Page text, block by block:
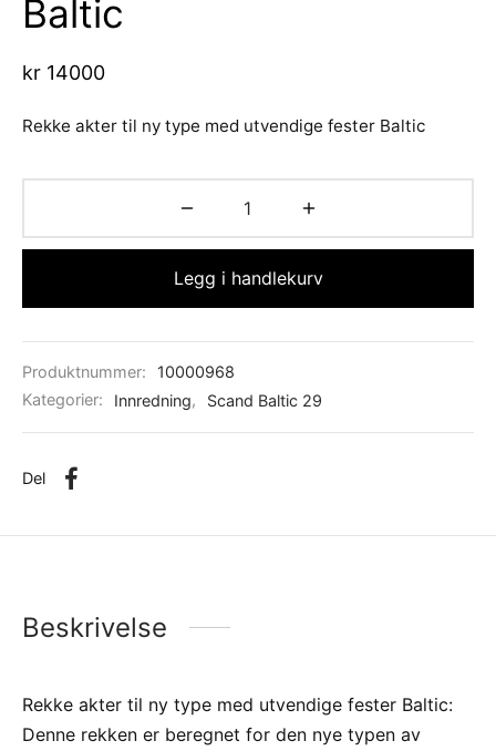
Baltic
kr 14000
Rekke akter til ny type med utvendige fester Baltic
Legg i handlekurv
Produktnummer:
10000968
Kategorier:
Innredning, Scand Baltic 29
Del
Beskrivelse
Rekke akter til ny type med utvendige fester Baltic:
Denne rekken er beregnet for den nye typen av
Atlantic
Lydisolasjon
m.utstyr
m.utstyr
og baugpropell m.utstyr
og rorutstyr
hengsler og luker
utstyr
Yanmar motor/drev